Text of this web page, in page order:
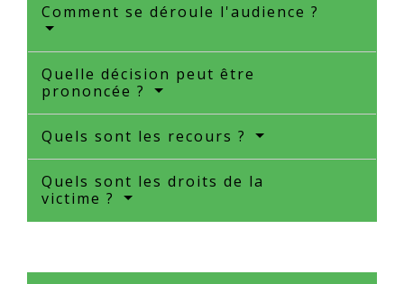
Comment se déroule l'audience ?
Quelle décision peut être
prononcée ?
Quels sont les recours ?
Quels sont les droits de la
victime ?